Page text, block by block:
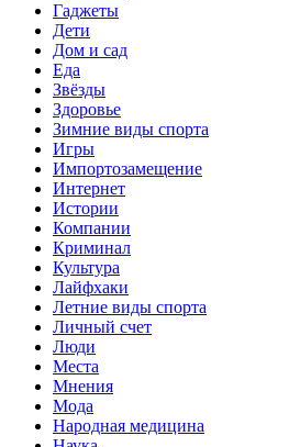
Гаджеты
Дети
Дом и сад
Еда
Звёзды
Здоровье
Зимние виды спорта
Игры
Импортозамещение
Интернет
Истории
Компании
Криминал
Культура
Лайфхаки
Летние виды спорта
Личный счет
Люди
Места
Мнения
Мода
Народная медицина